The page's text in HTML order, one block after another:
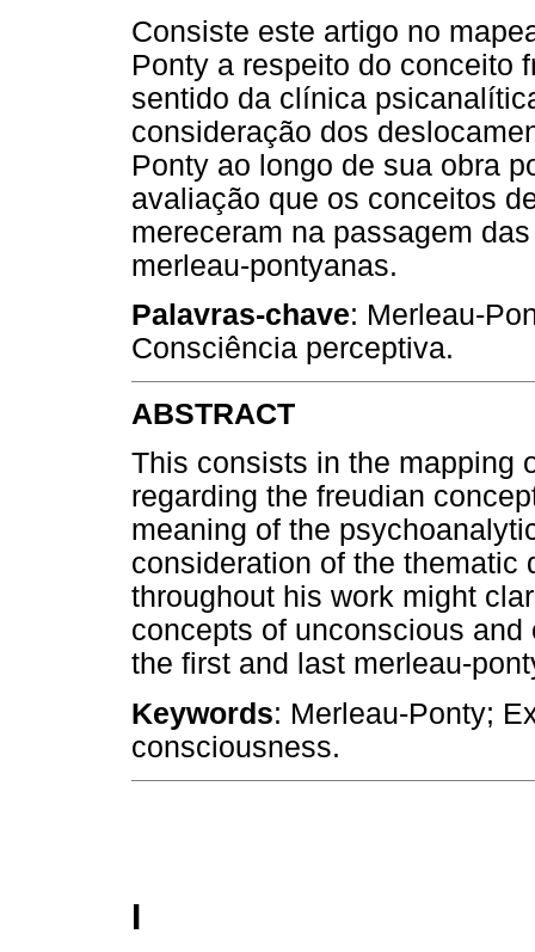
Consiste este artigo no
Ponty a respeito do conceito
sentido da clínica
consideração dos
Ponty ao longo de sua obra
avaliação que os conceitos
mereceram na passagem
merleau-pontyanas.
Palavras-chave: Merleau-
Consciência perceptiva.
ABSTRACT
This consists in the mapping
regarding the freudian
meaning of the
consideration of the thematic
throughout his work might
concepts of unconscious
the first and last merleau-
Keywords: Merleau-Ponty;
consciousness.
I